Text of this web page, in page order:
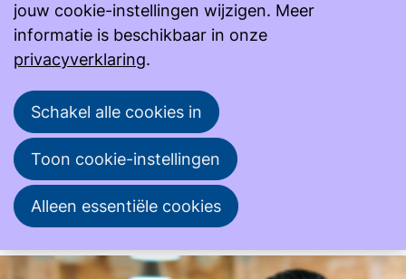
16sep
2025
28okt
10:00 - 16:30 NVML
Cursus Stagebegeleiding
Een geslaagde stage begint met goede
begeleiding!
jouw cookie-instellingen wijzigen. Meer
informatie is beschikbaar in onze
privacyverklaring.
Schakel alle cookies in
Toon cookie-instellingen
Alleen essentiële cookies